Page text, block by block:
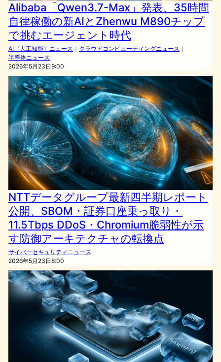
Alibaba「Qwen3.7-Max」発表、35時間
自律稼働の新AIとZhenwu M890チップ
で挑むエージェント時代
AI（人工知能）ニュース ｜ クラウドコンピューティングニュース ｜
半導体ニュース
2026年5月23日9:00
NTTデータグループ最新四半期レポート
公開、SBOM・証券口座乗っ取り・
11.5Tbps DDoS・Chromium脆弱性が示
す防御アーキテクチャの転換点
サイバーセキュリティニュース
2026年5月23日8:00